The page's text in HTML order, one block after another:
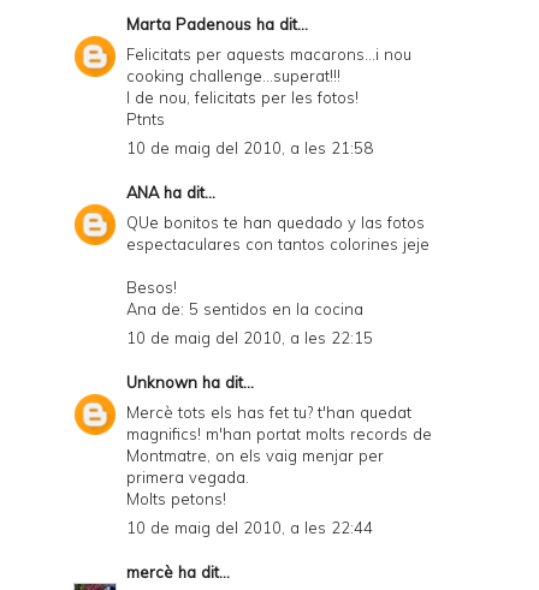
Marta Padenous ha dit...
Felicitats per aquests macarons...i nou
cooking challenge...superat!!!
I de nou, felicitats per les fotos!
Ptnts
10 de maig del 2010, a les 21:58
ANAha dit...
QUe bonitos te han quedado y las fotos
espectaculares con tantos colorines jeje
Besos!
Ana de: 5 sentidos en la cocina
10 de maig del 2010, a les 22:15
Unknown ha dit...
Mercè tots els has fet tu? t'han quedat
magnifics! m'han portat molts records de
Montmatre, on els vaig menjar per
primera vegada.
Molts petons!
10 de maig del 2010, a les 22:44
mercè ha dit...